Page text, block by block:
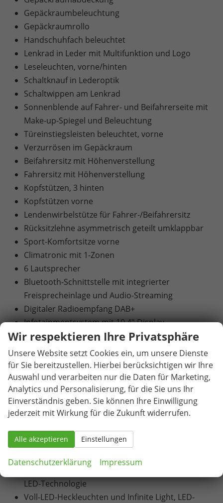
Gepäckraumbeleuchtung
Gepäckraumrollo
Handschuhfach beleuchtet
Lenkrad in Leder mit Multifunktion und Logo
Leseleuchten, vorne/hinten
Schaltknauf in Lederoptik
Schaltwippen am Lenkrad
Sonnenblende auf Fahrer- und Beifahrerseite mit
Make-up-Spiegel und Beleuchtung
Türeinstiegsleisten beleuchtet, vorne
Verzurrösen im Gepäckraum
Beifahrersitz mit Höhenverstellung
Fahrersitz mit Höhenverstellung
Kopfstützen, 3 hinten
Kopfstützen vorne
Lendenwirbelstütze für Fahrer-/Beifahrersitz
Rücksitzlehne asymmetrisch geteilt umklappbar
Sport-Komfortsitze vorne
Climatronic mit 1-Zonen
6 Lautsprecher
Bluetooth-Schnittstelle mit integrierter
Freisprecheinlage und Audio-Streaming
Digitaler Radioempfang DAB+
Infotainmentsystem mit 10,4"-Display -
Vorbereitet für die Aktivierung von SEAT
CONNECT mit kostenloser Vertragslaufzeit von 10
Jahren
USB-C-Schnittstelle 2 vorne
Virtual Cockpit - Volldigitales Kombiinstrument
mit 10,25"-TFT-Display
Blinkleuchten mit LED-Technologie integriert in
Außenspiegel
LED-Technologie für Scheinwerfer, Tagfahrlicht
und Heckleuchten
Nebelscheinwerfer mit Abbiegelicht-Funktion in
LED-Technologie
Voll-LED-Heckleuchten und Infinite Light, LED-
Wir respektieren Ihre Privatsphäre
Unsere Website setzt Cookies ein, um unsere Dienste
für Sie bereitzustellen. Hierbei berücksichtigen wir Ihre
Auswahl und verarbeiten nur die Daten für Marketing,
Analytics und Personalisierung, für die Sie uns Ihr
Einverständnis geben. Sie können Ihre Einwilligung
jederzeit mit Wirkung für die Zukunft widerrufen.
Alle akzeptieren Einstellungen
Datenschutzerklärung Impressum